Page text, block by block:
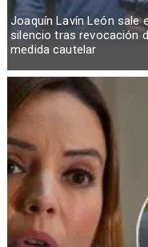
Joaquín Lavín León sale
silencio tras revocación
medida cautelar